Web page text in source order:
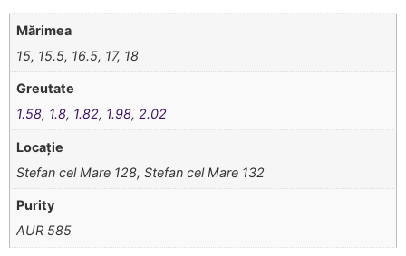
Mărimea
15, 15.5, 16.5, 17, 18
Greutate
1.58, 1.8, 1.82, 1.98, 2.02
Locație
Stefan cel Mare 128, Stefan cel Mare 132
Purity
AUR 585